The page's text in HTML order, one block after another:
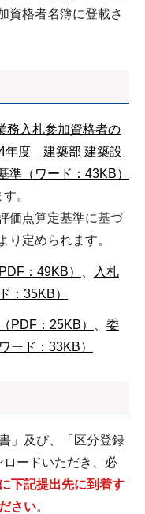
資格者名簿に登載さ
入札参加資格者の
年度 建築部 建築設
準（ワード：43KB）
。
価点算定基準に基づ
り定められます。
：49KB）
入札
：35KB）
PDF：25KB）
委
ード：33KB）
」及び、「区分登録
ードいただき、必
下記提出先に到着す
さい。